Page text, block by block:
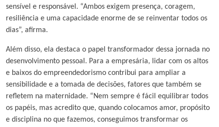
sensível e responsável. “Ambos exigem presença, coragem,
resiliência e uma capacidade enorme de se reinventar todos os
dias”, afirma.
Além disso, ela destaca o papel transformador dessa jornada no
desenvolvimento pessoal. Para a empresária, lidar com os altos
e baixos do empreendedorismo contribui para ampliar a
sensibilidade e a tomada de decisões, fatores que também se
refletem na maternidade. “Nem sempre é fácil equilibrar todos
os papéis, mas acredito que, quando colocamos amor, propósito
e disciplina no que fazemos, conseguimos transformar os